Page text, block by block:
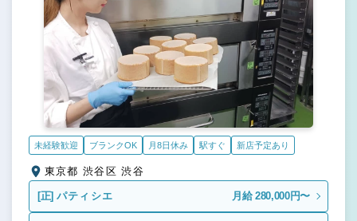
未経験歓迎 ブランクOK 月8日休み 駅すぐ 新店予定あり
東京都 渋谷区 渋谷
[正] パティシエ 月給 280,000円〜